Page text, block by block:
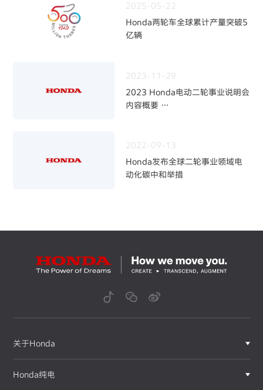
2025-05-22
Honda两轮车全球累计产量突破5
亿辆
2023-11-29
2023 Honda电动二轮事业说明会
内容概要
2022-09-13
Honda发布全球二轮事业领域电
动化碳中和举措
关于Honda
Honda纯电